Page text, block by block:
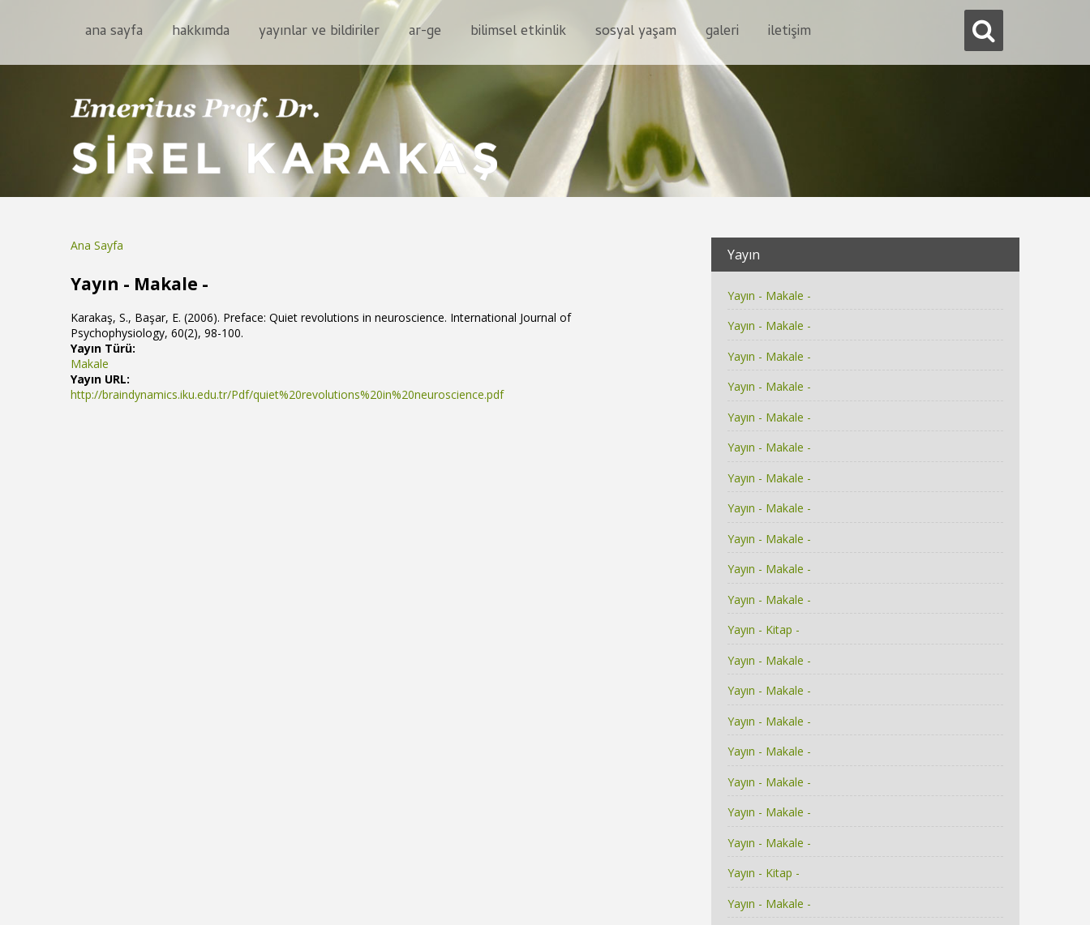
ana sayfa hakkımda yayınlar ve bildiriler ar-ge bilimsel etkinlik sosyal yaşam galeri i̇letişim
Ana Sayfa
Yayın - Makale -
Karakaş, S., Başar, E. (2006). Preface: Quiet revolutions in neuroscience. International Journal of
Psychophysiology, 60(2), 98-100.
Yayın Türü:
Makale
Yayın URL:
http://braindynamics.iku.edu.tr/Pdf/quiet%20revolutions%20in%20neuroscience.pdf
Yayın
Yayın - Makale -
Yayın - Makale -
Yayın - Makale -
Yayın - Makale -
Yayın - Makale -
Yayın - Makale -
Yayın - Makale -
Yayın - Makale -
Yayın - Makale -
Yayın - Makale -
Yayın - Makale -
Yayın - Kitap -
Yayın - Makale -
Yayın - Makale -
Yayın - Makale -
Yayın - Makale -
Yayın - Makale -
Yayın - Makale -
Yayın - Makale -
Yayın - Kitap -
Yayın - Makale -